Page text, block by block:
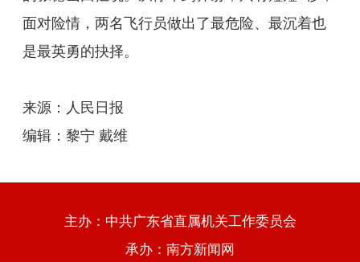
面对险情，两名飞行员做出了最危险、最沉着也
是最英勇的抉择。
来源：人民日报
编辑：黎宁 戴维
主办：中共广东省直属机关工作委员会
承办：南方新闻网